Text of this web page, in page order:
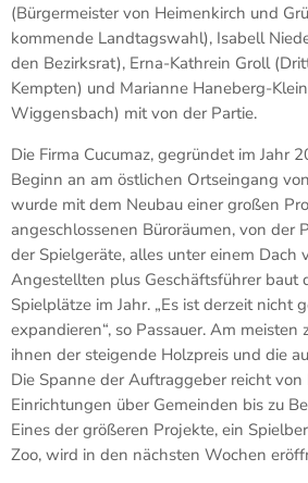
(Bürgermeister von Heimenkirch und
kommende Landtagswahl), Isabell
den Bezirksrat), Erna-Kathrein Groll
Kempten) und Marianne Haneberg-
Wiggensbach) mit von der Partie.
Die Firma Cucumaz, gegründet im Jahr
Beginn an am östlichen Ortseingang
wurde mit dem Neubau einer großen
angeschlossenen Büroräumen, von der
der Spielgeräte, alles unter einem Dach
Angestellten plus Geschäftsführer baut
Spielplätze im Jahr. „Es ist derzeit nicht
expandieren“, so Passauer. Am meisten
ihnen der steigende Holzpreis und die
Die Spanne der Auftraggeber reicht von
Einrichtungen über Gemeinden bis zu
Eines der größeren Projekte, ein
Zoo, wird in den nächsten Wochen